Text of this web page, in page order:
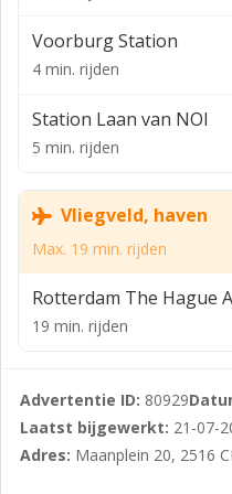
De totale oppervlakte
totaal circa 4.397 m²
672 m² VVO
2e verdieping.
VVO.
De ondergelegen
totaal 49
binnenkort een Q-park
parkeerplaatsen voor
voor bezoekers die
KADASTRALE GEGEVENS
Gemeente: ’s-Gravenhage
Voorburg Station
4 min. rijden
Station Laan van NOI
5 min. rijden
Vliegveld, haven
Max. 19 min. rijden
Rotterdam The Hague
19 min. rijden
Advertentie ID: 80929
Laatst bijgewerkt: 21-07-
Adres: Maanplein 20, 2516